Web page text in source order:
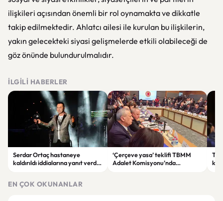
ilişkileri açısından önemli bir rol oynamakta ve dikkatle
takip edilmektedir. Ahlatcı ailesi ile kurulan bu ilişkilerin,
yakın gelecekteki siyasi gelişmelerde etkili olabileceği de
göz önünde bulundurulmalıdır.
İLGILI HABERLER
Serdar Ortaç hastaneye
kaldırıldı iddialarına yanıt verdi:
‘Çerçeve yasa’ teklifi TBMM
Adalet Komisyonu’nda
EN ÇOK OKUNANLAR